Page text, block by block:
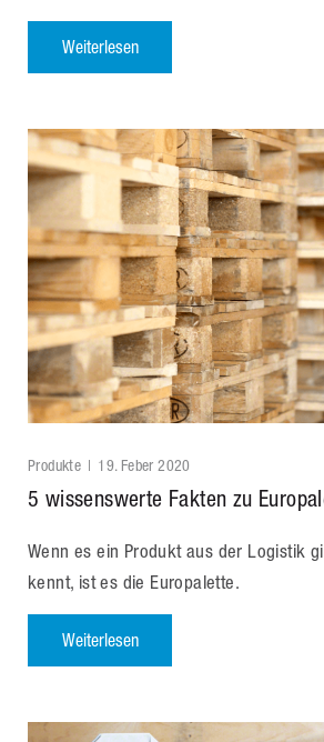
Weiterlesen
5 wissenswerte Fakten zu
Produkte 19. Feber 2020
Wenn es ein Produkt aus der Logistik
kennt, ist es die Europalette.
Weiterlesen